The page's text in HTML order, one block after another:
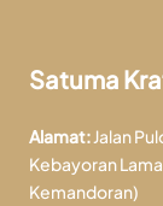
Satuma
Alamat:Jalan
Kebayoran
Kemandoran)